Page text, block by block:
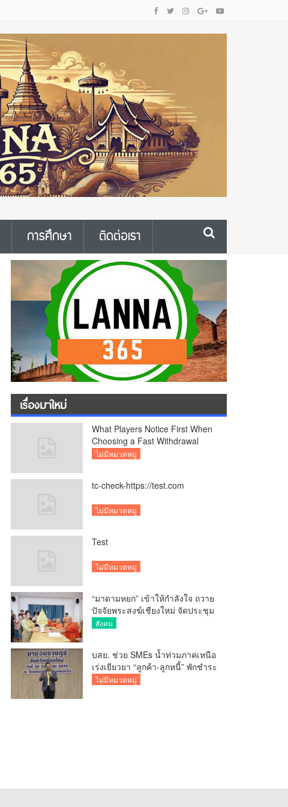
การศึกษา ติดต่อเรา
เรื่องมาใหม่
What Players Notice First When
Choosing a Fast Withdrawal
Casino UK
ไม่มีหมวดหมู่
tc-check-https://test.com
ไม่มีหมวดหมู่
Test
ไม่มีหมวดหมู่
“มาดามหยก” เข้าให้กำลังใจ ถวาย
ปัจจัยพระสงฆ์เชียงใหม่ จัดประชุม
ทำบัญชีรายรับรายจ่ายของวัด กว่า
สังคม
บสย. ช่วย SMEs น้ำท่วมภาคเหนือ
เร่งเยียวยา “ลูกค้า-ลูกหนี้” พักชำระ
ค่าธรรมเนียม-ค่างวด
ไม่มีหมวดหมู่